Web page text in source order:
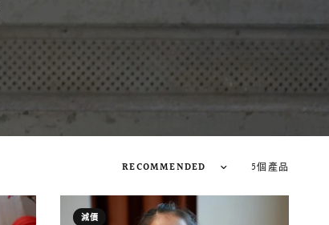
5個產品
減價